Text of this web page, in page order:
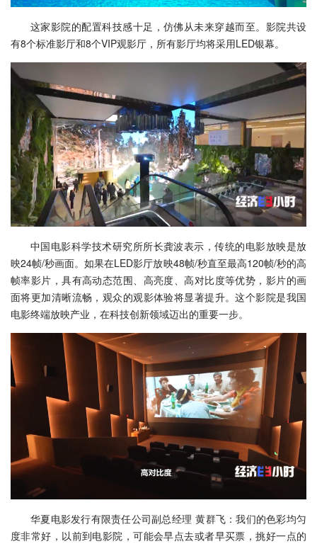
这家影院的配置科技感十足，仿佛从未来穿越而至。影院共设
有8个标准影厅和8个VIP观影厅，所有影厅均将采用LED银幕。
中国电影科学技术研究所所长龚波表示，传统的电影放映是放
映24帧/秒画面。如果在LED影厅放映48帧/秒直至最高120帧/秒的高
帧率影片，具有高动态范围、高亮度、高对比度等优势，影片的画
面将更加清晰流畅，观众的观影体验将显著提升。这个影院是我国
电影终端放映产业，在科技创新领域迈出的重要一步。
华夏电影发行有限责任公司副总经理 黄群飞：我们的色彩均匀
度非常好，以前到电影院，可能会早点去或者早买票，挑好一点的